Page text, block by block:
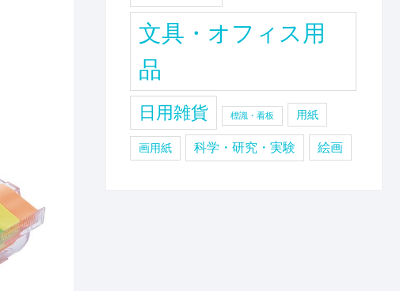
文具・オフィス用
品
日用雑貨 標識・看板 用紙
画用紙 科学・研究・実験 絵画